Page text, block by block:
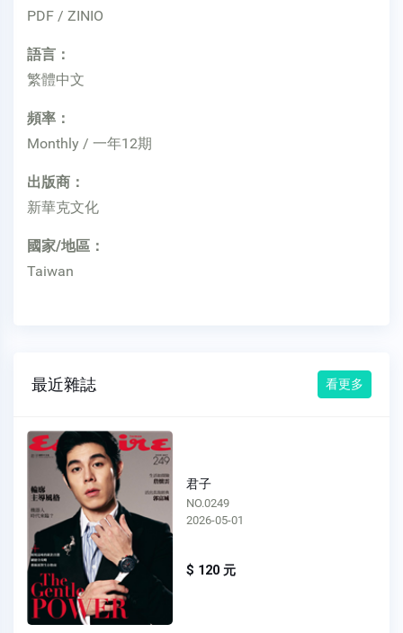
PDF / ZINIO
語言：
繁體中文
頻率：
Monthly / 一年12期
出版商：
新華克文化
國家/地區：
Taiwan
最近雜誌 看更多